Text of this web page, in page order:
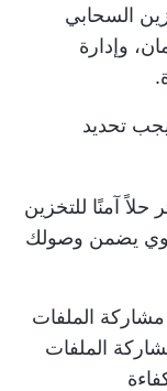
السحابي
وإدارة
تحديد
حلاً آمنًا للتخزين
يضمن وصولك
مشاركة الملفات
الملفات